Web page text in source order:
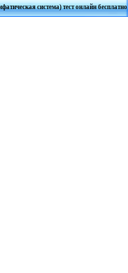
система) тест онлайн бесплатно